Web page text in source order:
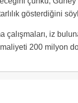
gösterdiğini
iz
200 milyon